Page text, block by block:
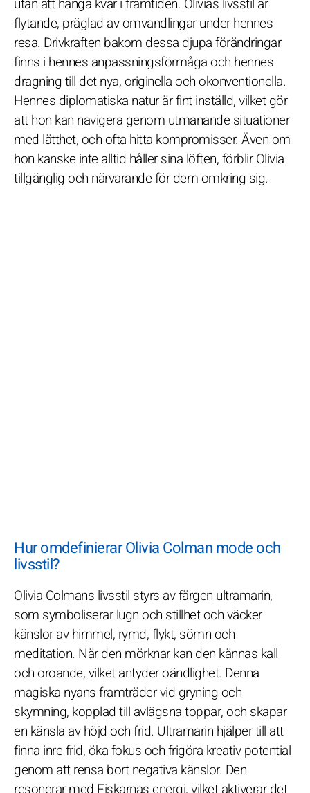
flytande, präglad av omvandlingar under hennes
resa. Drivkraften bakom dessa djupa förändringar
finns i hennes anpassningsförmåga och hennes
dragning till det nya, originella och okonventionella.
Hennes diplomatiska natur är fint inställd, vilket gör
att hon kan navigera genom utmanande situationer
med lätthet, och ofta hitta kompromisser. Även om
hon kanske inte alltid håller sina löften, förblir Olivia
tillgänglig och närvarande för dem omkring sig.
Hur omdefinierar Olivia Colman mode och
livsstil?
Olivia Colmans livsstil styrs av färgen ultramarin,
som symboliserar lugn och stillhet och väcker
känslor av himmel, rymd, flykt, sömn och
meditation. När den mörknar kan den kännas kall
och oroande, vilket antyder oändlighet. Denna
magiska nyans framträder vid gryning och
skymning, kopplad till avlägsna toppar, och skapar
en känsla av höjd och frid. Ultramarin hjälper till att
finna inre frid, öka fokus och frigöra kreativ potential
genom att rensa bort negativa känslor. Den